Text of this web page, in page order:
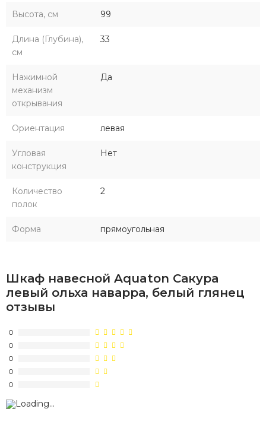
Высота, см 99
Длина (Глубина),
см
33
Нажимной
механизм
открывания
Да
Ориентация левая
Угловая
конструкция
Нет
Количество
полок
2
Форма прямоугольная
Шкаф навесной Aquaton Сакура
левый ольха наварра, белый глянец
отзывы
0
0
0
0
0